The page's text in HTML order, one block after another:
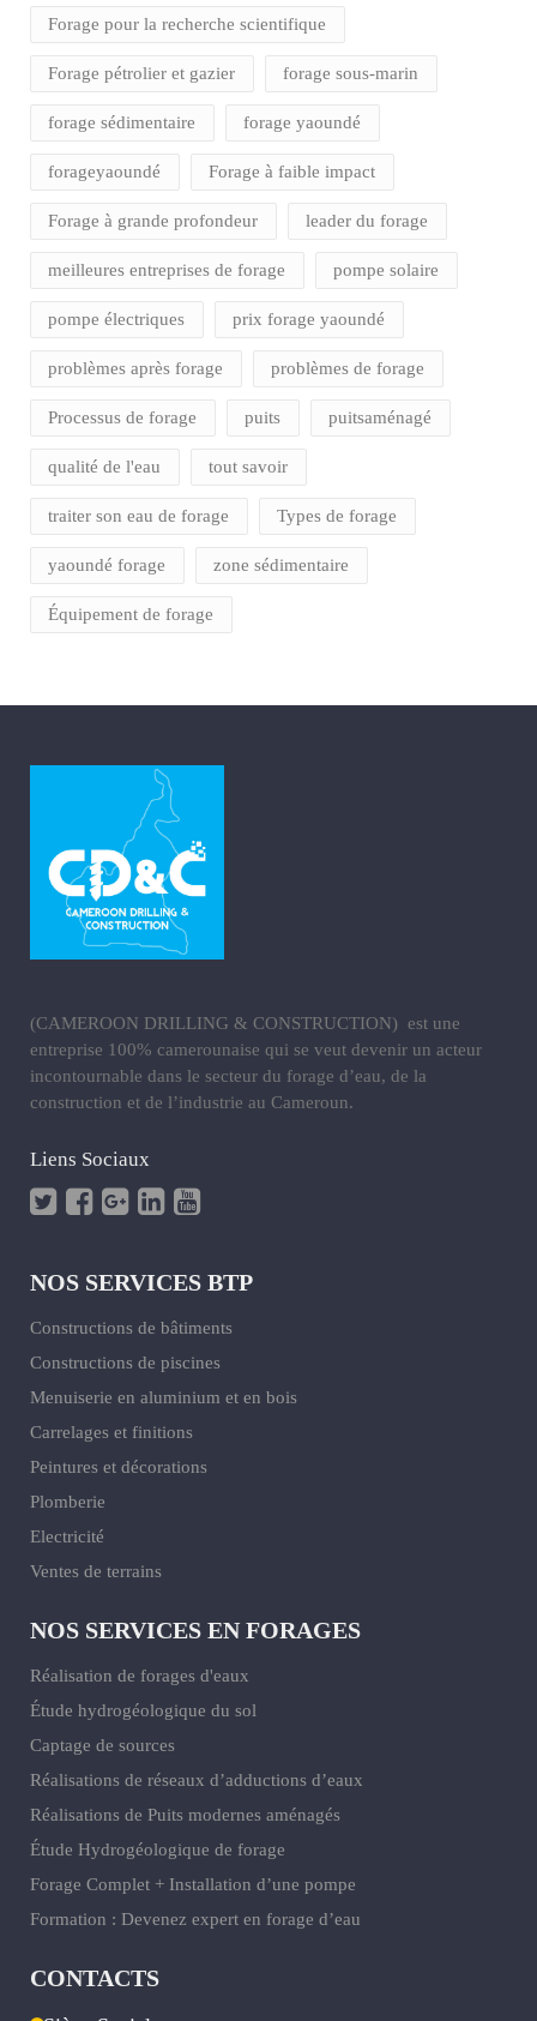
Forage pour la recherche scientifique
Forage pétrolier et gazier forage sous-marin
forage sédimentaire forage yaoundé
forageyaoundé Forage à faible impact
Forage à grande profondeur leader du forage
meilleures entreprises de forage pompe solaire
pompe électriques prix forage yaoundé
problèmes après forage problèmes de forage
Processus de forage puits puitsaménagé
qualité de l'eau tout savoir
traiter son eau de forage Types de forage
yaoundé forage zone sédimentaire
Équipement de forage
(CAMEROON DRILLING & CONSTRUCTION) est une
entreprise 100% camerounaise qui se veut devenir un acteur
incontournable dans le secteur du forage d’eau, de la
construction et de l’industrie au Cameroun.
Liens Sociaux
NOS SERVICES BTP
Constructions de bâtiments
Constructions de piscines
Menuiserie en aluminium et en bois
Carrelages et finitions
Peintures et décorations
Plomberie
Electricité
Ventes de terrains
NOS SERVICES EN FORAGES
Réalisation de forages d'eaux
Étude hydrogéologique du sol
Captage de sources
Réalisations de réseaux d’adductions d’eaux
Réalisations de Puits modernes aménagés
Étude Hydrogéologique de forage
Forage Complet + Installation d’une pompe
Formation : Devenez expert en forage d’eau
CONTACTS